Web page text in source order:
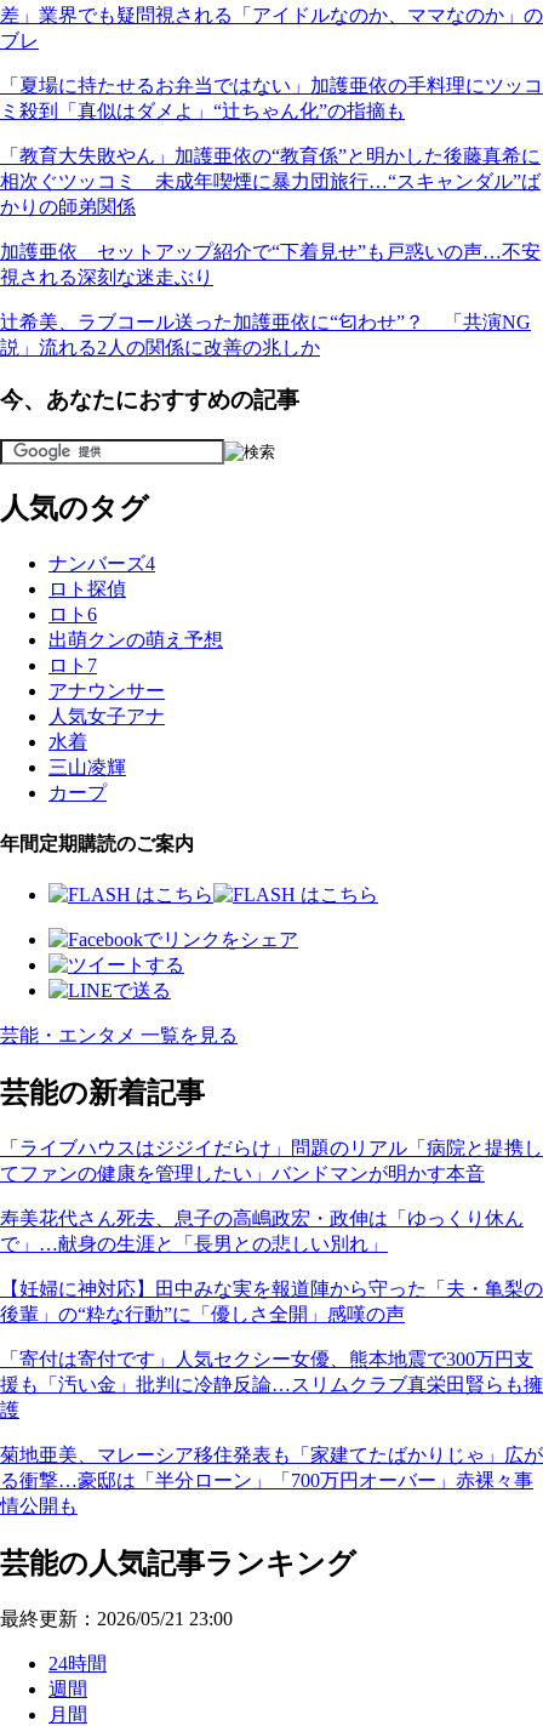
差」業界でも疑問視される「アイドルなのか、ママなのか」の
ブレ
「夏場に持たせるお弁当ではない」加護亜依の手料理にツッコ
ミ殺到「真似はダメよ」“辻ちゃん化”の指摘も
「教育大失敗やん」加護亜依の“教育係”と明かした後藤真希に
相次ぐツッコミ 未成年喫煙に暴力団旅行…“スキャンダル”ば
かりの師弟関係
加護亜依 セットアップ紹介で“下着見せ”も戸惑いの声…不安
視される深刻な迷走ぶり
辻希美、ラブコール送った加護亜依に“匂わせ”？ 「共演NG
説」流れる2人の関係に改善の兆しか
今、あなたにおすすめの記事
人気のタグ
ナンバーズ4
ロト探偵
ロト6
出萌クンの萌え予想
ロト7
アナウンサー
人気女子アナ
水着
三山凌輝
カープ
年間定期購読のご案内
芸能・エンタメ 一覧を見る
芸能の新着記事
「ライブハウスはジジイだらけ」問題のリアル「病院と提携し
てファンの健康を管理したい」バンドマンが明かす本音
寿美花代さん死去、息子の高嶋政宏・政伸は「ゆっくり休ん
で」…献身の生涯と「長男との悲しい別れ」
【妊婦に神対応】田中みな実を報道陣から守った「夫・亀梨の
後輩」の“粋な行動”に「優しさ全開」感嘆の声
「寄付は寄付です」人気セクシー女優、熊本地震で300万円支
援も「汚い金」批判に冷静反論…スリムクラブ真栄田賢らも擁
護
菊地亜美、マレーシア移住発表も「家建てたばかりじゃ」広が
る衝撃…豪邸は「半分ローン」「700万円オーバー」赤裸々事
情公開も
芸能の人気記事ランキング
最終更新：2026/05/21 23:00
24時間
週間
月間